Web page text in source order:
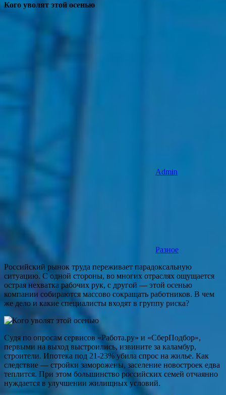
Кого уволят этой осенью
Admin
Разное
Российский рынок труда переживает парадоксальную
ситуацию. С одной стороны, во многих отраслях ощущается
острая нехватка рабочих рук, с другой — этой осенью
компании собираются массово сокращать работников. В чем
же дело и какие специалисты входят в группу риска?
Судя по опросам сервисов «Работа.ру» и «СберПодбор»,
первыми на выход выстроились, извините за каламбур,
строители. Ипотека под 21-23% убила спрос на жилье. Как
следствие — стройки заморожены, заселение новостроек едва
теплится. При этом большинство российских семей отчаянно
нуждается в улучшении жилищных условий.